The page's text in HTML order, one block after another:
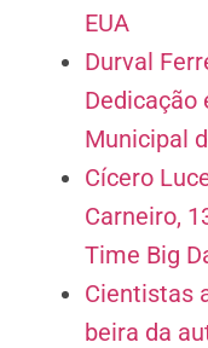
EUA
Durval
Dedicação
Municipal
Cícero
Carneiro,
Time Big
Cientistas
beira da